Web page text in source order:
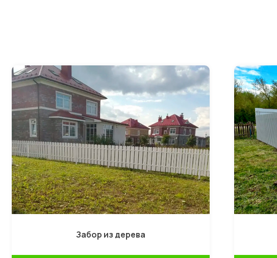
Забор из дерева